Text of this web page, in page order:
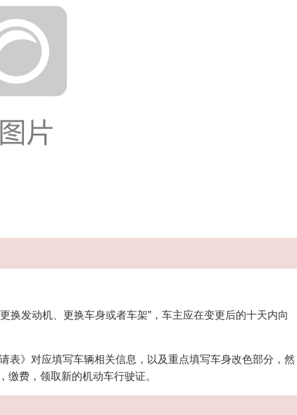
发动机、更换车身或者车架”，车主应在变更后的十天内向
》对应填写车辆相关信息，以及重点填写车身改色部分，然
费，领取新的机动车行驶证。